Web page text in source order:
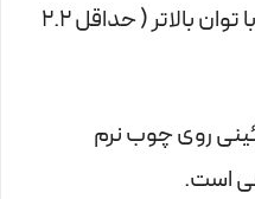
نرم هم کار کنید به موتورهای با توان بالاتر ( حداقل 2.2
روی چوب نرم